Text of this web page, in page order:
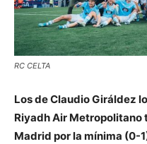
RC CELTA
Los de Claudio Giráldez
Riyadh Air Metropolitano
Madrid por la mínima (0-